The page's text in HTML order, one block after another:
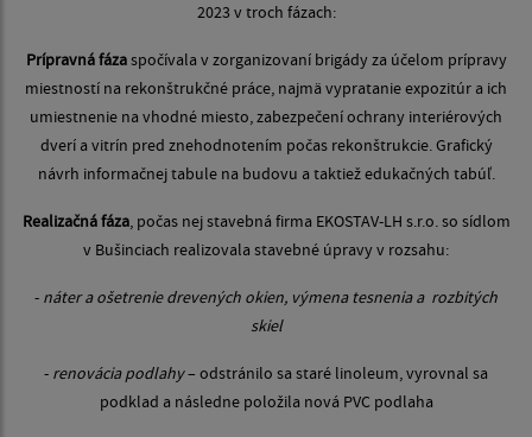
2023 v troch fázach:
Prípravná fázaspočívala v zorganizovaní brigády za účelom prípravy
miestností na rekonštrukčné práce, najmä vypratanie expozitúr a ich
umiestnenie na vhodné miesto, zabezpečení ochrany interiérových
dverí a vitrín pred znehodnotením počas rekonštrukcie. Grafický
návrh informačnej tabule na budovu a taktiež edukačných tabúľ.
Realizačná fáza, počas nej stavebná firma EKOSTAV-LH s.r.o. so sídlom
v Bušinciach realizovala stavebné úpravy v rozsahu:
- náter a ošetrenie drevených okien, výmena tesnenia a rozbitých
skiel
- renovácia podlahy– odstránilo sa staré linoleum, vyrovnal sa
podklad a následne položila nová PVC podlaha